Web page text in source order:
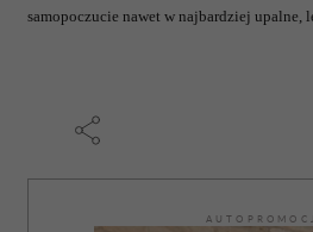
samopoczucie nawet w najbardziej upalne,